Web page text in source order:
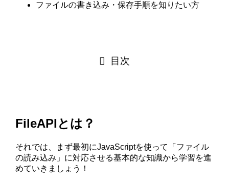
ファイルの書き込み・保存手順を知りたい方
目次
FileAPIとは？
それでは、まず最初にJavaScriptを使って「ファイル
の読み込み」に対応させる基本的な知識から学習を進
めていきましょう！